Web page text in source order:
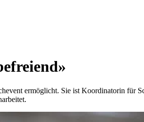
ermöglicht. Sie ist Koordinatorin für